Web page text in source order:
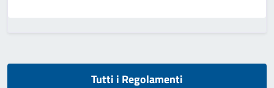
Tutti i Regolamenti